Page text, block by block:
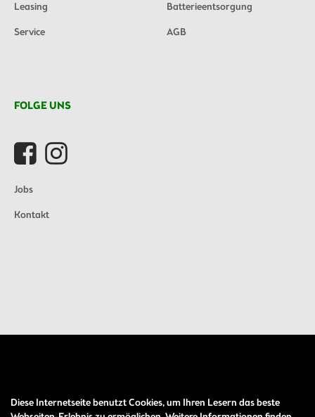
Leasing
Service
Batterieentsorgung
AGB
FOLGE UNS
Jobs
Kontakt
Diese Internetseite benutzt Cookies, um Ihren Lesern das beste
Auftrag widerrufen